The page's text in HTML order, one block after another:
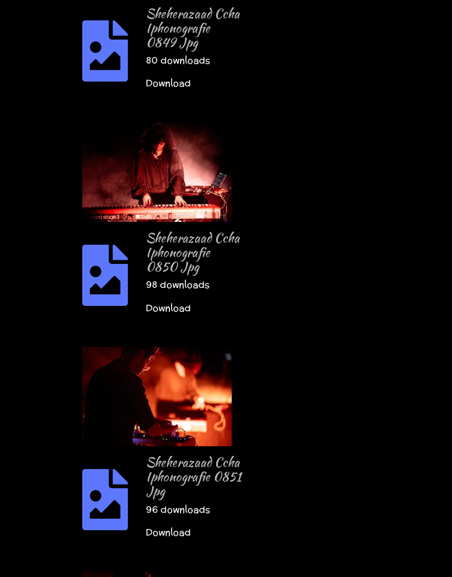
Sheherazaad Ccha
Iphonografie
0849 Jpg
80 downloads
Download
Sheherazaad Ccha
Iphonografie
0850 Jpg
98 downloads
Download
Sheherazaad Ccha
Iphonografie 0851
Jpg
96 downloads
Download